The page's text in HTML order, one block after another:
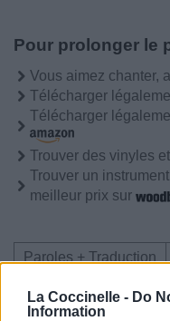
La Coccinelle - Do
Information
Pour prolonger le
Vous aimez chanter,
Télécharger
Télécharger
Trouver des vinyles
Trouver un
meilleur prix sur
Paroles + Traduction